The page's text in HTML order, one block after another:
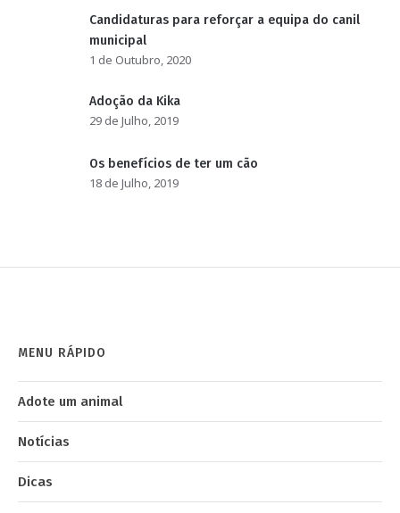
Candidaturas para reforçar a equipa do canil
municipal
1 de Outubro, 2020
Adoção da Kika
29 de Julho, 2019
Os benefícios de ter um cão
18 de Julho, 2019
MENU RÁPIDO
Adote um animal
Notícias
Dicas